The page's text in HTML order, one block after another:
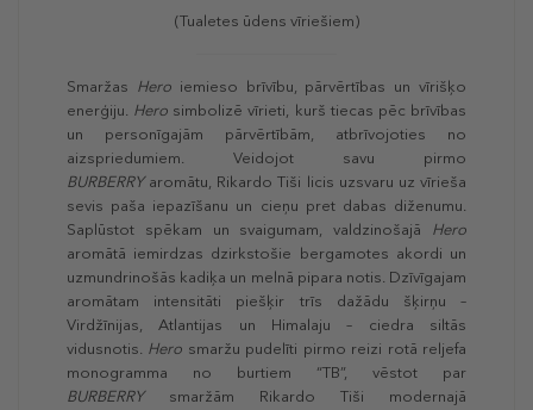
(Tualetes ūdens vīriešiem)
Smaržas Heroiemieso brīvību, pārvērtības un vīrišķo
enerģiju. Hero simbolizē vīrieti, kurš tiecas pēc brīvības
un personīgajām pārvērtībām, atbrīvojoties no
aizspriedumiem. Veidojot savu pirmo
BURBERRYaromātu, Rikardo Tiši licis uzsvaru uz vīrieša
sevis paša iepazīšanu un cieņu pret dabas diženumu.
Saplūstot spēkam un svaigumam, valdzinošajā Hero
aromātā iemirdzas dzirkstošie bergamotes akordi un
uzmundrinošās kadiķa un melnā pipara notis. Dzīvīgajam
aromātam intensitāti piešķir trīs dažādu šķirņu –
Virdžīnijas, Atlantijas un Himalaju – ciedra siltās
vidusnotis. Hero smaržu pudelīti pirmo reizi rotā reljefa
monogramma no burtiem “TB”, vēstot par
BURBERRYsmaržām Rikardo Tiši modernajā